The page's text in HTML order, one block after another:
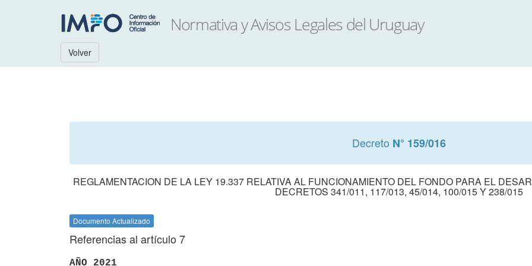
Volver
Decreto N° 159/016
REGLAMENTACION DE LA LEY 19.337 RELATIVA AL FUNCIONAMIENTO DEL FONDO PARA EL
DECRETOS 341/011, 117/013, 45/014, 100/015 Y 238/015
Documento Actualizado
Referencias al artículo 7
AÑO 2021